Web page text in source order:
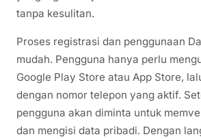
tanpa kesulitan.
Proses registrasi dan penggunaan
mudah. Pengguna hanya perlu
Google Play Store atau App Store,
dengan nomor telepon yang aktif.
pengguna akan diminta untuk
dan mengisi data pribadi. Dengan